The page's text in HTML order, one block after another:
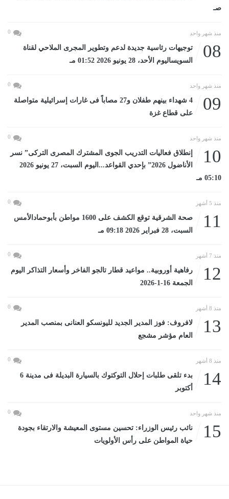
صـ
منذ شهر واحد 0
08
توجيهات رئاسية جديدة لدعم وتطوير المجرى الملاحي لقناة
السويساليوم الأحد، 28 يونيو 2026 01:52 مـ
منذ شهر واحد 0
09
4 شهداء بينهم طفلان و27 مصاباً فى غارات إسرائيلية متواصلة
على قطاع غزة
منذ شهر واحد 0
10
إنطلاق فعاليات التدريب الجوى المشترك المصرى التركى” نسر
الأناضول 2026” بإحدي القواعد...اليوم السبت، 27 يونيو 2026
05:10 مـ
منذ 5 أشهر 0
11
صحة الشرقية توقع الكشف على 1600 مواطن بأبوحمادالأمس
السبت، 28 فبراير 2026 09:18 مـ
منذ 7 أشهر 0
12
رفاهية أوروبية.. مواعيد قطار تالجو الفاخر وأسعار التذاكر اليوم
الجمعة 16-1-2026
منذ 8 أشهر 0
13
لافروف: فوز المدير الجديد لليونسكو العنانى بمنصب المدير
العام مؤشر مشجع
منذ 8 أشهر 0
14
بدء تلقى طلبات إحلال التوكتوك بالسيارة البديلة فى مدينة 6
أكتوبر
منذ شهر واحد 0
15
نائب رئيس الوزراء: تحسين مستوى المعيشة والارتقاء بجودة
حياة المواطن على رأس الأولويات